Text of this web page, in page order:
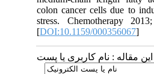
colon cancer cells due to
stress. Chemotherapy
[DOI:10.1159/000356067
مقاله : نام کاربری یا پست